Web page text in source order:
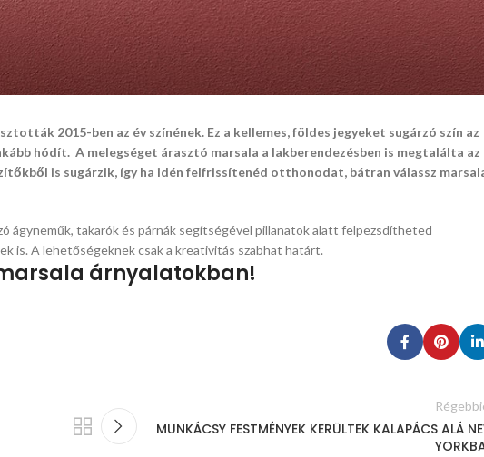
2015-ben az év színének. Ez a kellemes, földes jegyeket sugárzó szín az
hódít. A melegséget árasztó marsala a lakberendezésben is megtalálta az
is sugárzik, így ha idén felfrissítenéd otthonodat, bátran válassz
ágyneműk, takarók és párnák segítségével pillanatok alatt felpezsdítheted
is. A lehetőségeknek csak a kreativitás szabhat határt.
árnyalatokban!
MUNKÁCSY FESTMÉNYEK KERÜLTEK KALAPÁCS ALÁ